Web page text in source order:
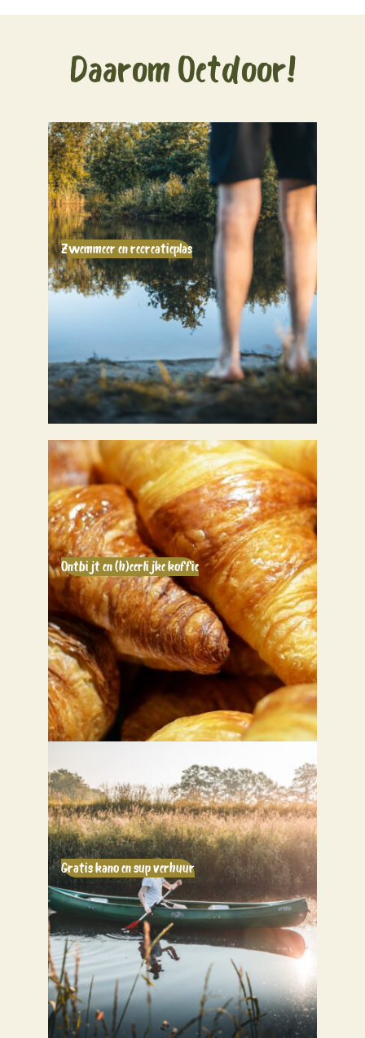
Daarom Oetdoor!
Zwemmeer en recreatieplas
Ontbijt en (h)eerlijke koffie
Gratis kano en sup verhuur